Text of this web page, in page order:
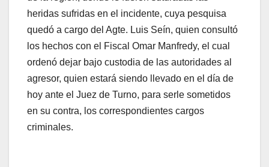
heridas sufridas en el incidente, cuya pesquisa
quedó a cargo del Agte. Luis Seín, quien consultó
los hechos con el Fiscal Omar Manfredy, el cual
ordenó dejar bajo custodia de las autoridades al
agresor, quien estará siendo llevado en el día de
hoy ante el Juez de Turno, para serle sometidos
en su contra, los correspondientes cargos
criminales.